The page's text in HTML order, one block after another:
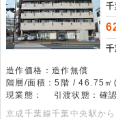
造作価格：造作無償
階層/面積：5階 / 46.75
現業態：
引渡状態：確
京成千葉線千葉中央駅か